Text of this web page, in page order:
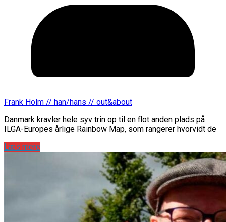
Frank Holm // han/hans // out&about
Danmark kravler hele syv trin op til en flot anden plads på
ILGA-Europes årlige Rainbow Map, som rangerer hvorvidt de
Læs mere